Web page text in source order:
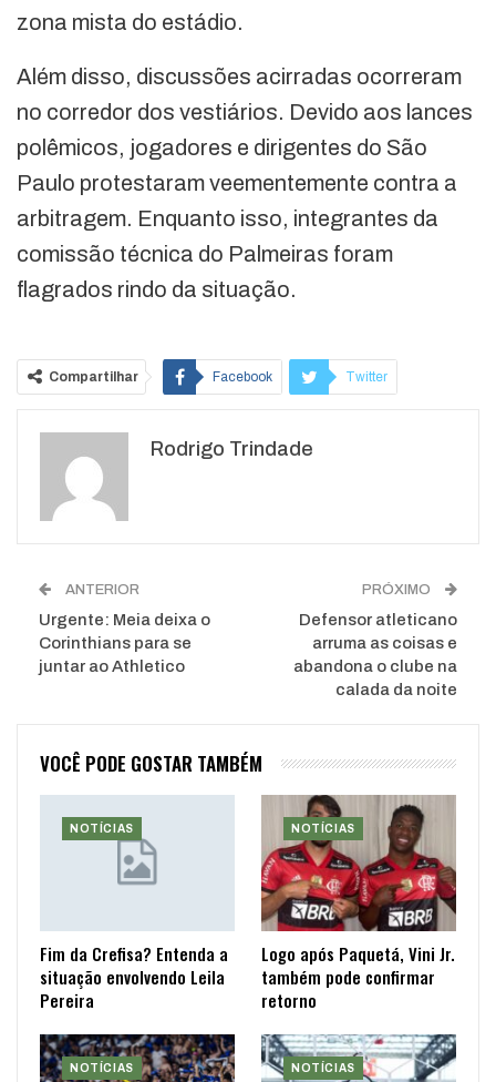
zona mista do estádio.
Além disso, discussões acirradas ocorreram
no corredor dos vestiários. Devido aos lances
polêmicos, jogadores e dirigentes do São
Paulo protestaram veementemente contra a
arbitragem. Enquanto isso, integrantes da
comissão técnica do Palmeiras foram
flagrados rindo da situação.
Compartilhar Facebook Twitter
WhatsApp
Rodrigo Trindade
ANTERIOR
Urgente: Meia deixa o
Corinthians para se
juntar ao Athletico
PRÓXIMO
Defensor atleticano
arruma as coisas e
abandona o clube na
calada da noite
VOCÊ PODE GOSTAR TAMBÉM
NOTÍCIAS
Fim da Crefisa? Entenda a
situação envolvendo Leila
Pereira
NOTÍCIAS
Logo após Paquetá, Vini Jr.
também pode confirmar
retorno
NOTÍCIAS NOTÍCIAS